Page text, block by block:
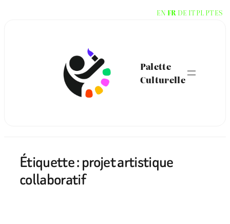
Palette
Culturelle
Étiquette :projet artistique
collaboratif
EN FR DE ITPL PTES